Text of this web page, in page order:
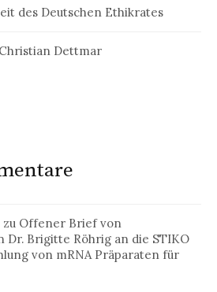
des Deutschen Ethikrates
Dettmar
zu Offener Brief von
Dr. Brigitte Röhrig an die STIKO
von mRNA Präparaten für